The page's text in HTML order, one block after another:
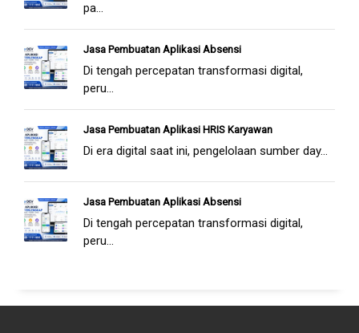
pa...
Jasa Pembuatan Aplikasi Absensi
Di tengah percepatan transformasi digital,
peru...
Jasa Pembuatan Aplikasi HRIS Karyawan
Di era digital saat ini, pengelolaan sumber day...
Jasa Pembuatan Aplikasi Absensi
Di tengah percepatan transformasi digital,
peru...